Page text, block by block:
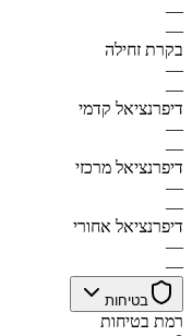
—
—
בקרת זחילה
—
—
דיפרנציאל קדמי
—
—
דיפרנציאל מרכזי
—
—
דיפרנציאל אחורי
—
—
בטיחות
רמת בטיחות